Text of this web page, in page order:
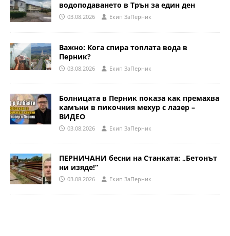
водоподаването в Трън за един ден
03.08.2026 Eкип ЗаПерник
Важно: Кога спира топлата вода в
Перник?
03.08.2026 Eкип ЗаПерник
Болницата в Перник показа как премахва
камъни в пикочния мехур с лазер –
ВИДЕО
03.08.2026 Eкип ЗаПерник
ПЕРНИЧАНИ бесни на Станката: „Бетонът
ни изяде!“
03.08.2026 Eкип ЗаПерник